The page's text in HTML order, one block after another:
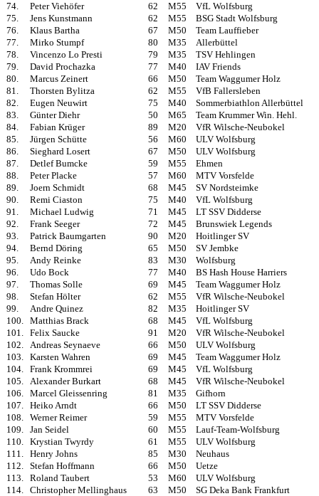
74.
Peter Viehöfer 62 M55
VfL Wolfsburg
75.
Jens Kunstmann 62 M55
BSG Stadt Wolfsburg
76.
Klaus Bartha 67 M50
Team Lauffieber
77.
Mirko Stumpf 80 M35
Allerbüttel
78.
Vincenzo Lo Presti 79 M35
TSV Hehlingen
79.
David Prochazka 77 M40
IAV Friends
80.
Marcus Zeinert 66 M50
Team Waggumer Holz
81.
Thorsten Bylitza 62 M55
VfB Fallersleben
82.
Eugen Neuwirt 75 M40
Sommerbiathlon Allerbüttel
83.
Günter Diehr 50 M65
Team Krummer Win. Hehl.
84.
Fabian Krüger 89 M20
VfR Wilsche-Neubokel
85.
Jürgen Schütte 56 M60
ULV Wolfsburg
86.
Sieghard Losert 67 M50
ULV Wolfsburg
87.
Detlef Bumcke 59 M55
Ehmen
88.
Peter Placke 57 M60
MTV Vorsfelde
89.
Joern Schmidt 68 M45
SV Nordsteimke
90.
Remi Ciaston 75 M40
VfL Wolfsburg
91.
Michael Ludwig 71 M45
LT SSV Didderse
92.
Frank Seeger 72 M45
Brunswiek Legends
93.
Patrick Baumgarten 90 M20
Hoitlinger SV
94.
Bernd Döring 65 M50
SV Jembke
95.
Andy Reinke 83 M30
Wolfsburg
96.
Udo Bock 77 M40
BS Hash House Harriers
97.
Thomas Solle 69 M45
Team Waggumer Holz
98.
Stefan Hölter 62 M55
VfR Wilsche-Neubokel
99.
Andre Quinez 82 M35
Hoitlinger SV
100. Matthias Brack 68 M45
VfL Wolfsburg
101. Felix Saucke 91 M20
VfR Wilsche-Neubokel
102. Andreas Seynaeve 66 M50
ULV Wolfsburg
103. Karsten Wahren 69 M45
Team Waggumer Holz
104. Frank Krommrei 69 M45
VfL Wolfsburg
105. Alexander Burkart 68 M45
VfR Wilsche-Neubokel
106. Marcel Gleissenring 81 M35
Gifhorn
107. Heiko Arndt 66 M50
LT SSV Didderse
108. Werner Reimer 59 M55
MTV Vorsfelde
109. Jan Seidel 60 M55
Lauf-Team-Wolfsburg
110. Krystian Twyrdy 61 M55
ULV Wolfsburg
111. Henry Johns 85 M30
Neuhaus
112. Stefan Hoffmann 66 M50
Uetze
113. Roland Taubert 53 M60
ULV Wolfsburg
114. Christopher Mellinghaus 63 M50
SG Deka Bank Frankfurt